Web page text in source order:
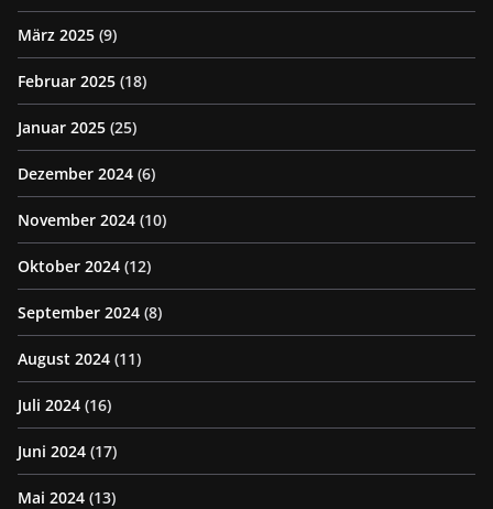
März 2025 (9)
Februar 2025 (18)
Januar 2025 (25)
Dezember 2024 (6)
November 2024 (10)
Oktober 2024 (12)
September 2024 (8)
August 2024 (11)
Juli 2024 (16)
Juni 2024 (17)
Mai 2024 (13)